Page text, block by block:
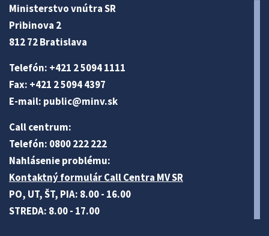
Ministerstvo vnútra SR
Pribinova 2
812 72 Bratislava
Telefón: +421 2 5094 1111
Fax: +421 2 5094 4397
E-mail: public@minv.sk
Call centrum:
Telefón: 0800 222 222
Nahlásenie problému:
Kontaktný formulár Call Centra MV SR
PO, UT, ŠT, PIA: 8.00 - 16.00
STREDA: 8.00 - 17.00